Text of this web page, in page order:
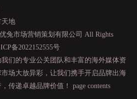
天地
兔市场营销策划有限公司 All Rights
备2022152555号
们的专业公关团队和丰富的海外媒体资
场大放异彩，让我们携手开启品牌出海
传递卓越品牌价值！ page contents